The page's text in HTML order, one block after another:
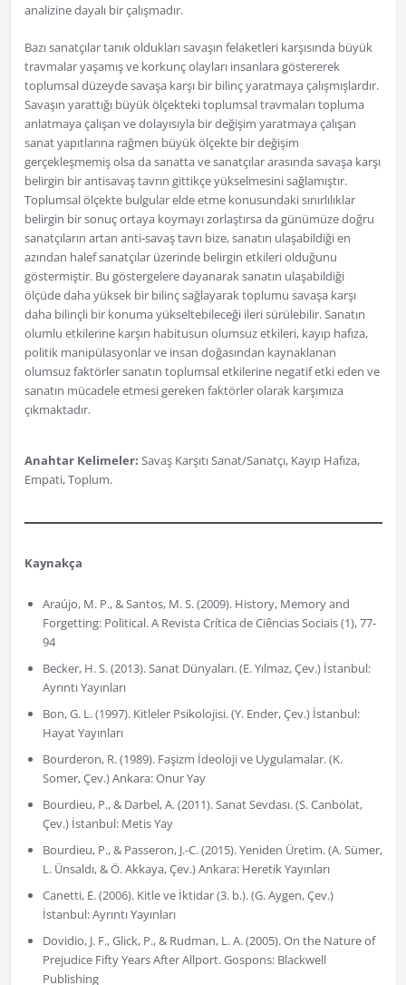
analizine dayalı bir çalışmadır.
Bazı sanatçılar tanık oldukları savaşın felaketleri karşısında büyük
travmalar yaşamış ve korkunç olayları insanlara göstererek
toplumsal düzeyde savaşa karşı bir bilinç yaratmaya çalışmışlardır.
Savaşın yarattığı büyük ölçekteki toplumsal travmaları topluma
anlatmaya çalışan ve dolayısıyla bir değişim yaratmaya çalışan
sanat yapıtlarına rağmen büyük ölçekte bir değişim
gerçekleşmemiş olsa da sanatta ve sanatçılar arasında savaşa karşı
belirgin bir antisavaş tavrın gittikçe yükselmesini sağlamıştır.
Toplumsal ölçekte bulgular elde etme konusundaki sınırlılıklar
belirgin bir sonuç ortaya koymayı zorlaştırsa da günümüze doğru
sanatçıların artan anti-savaş tavrı bize, sanatın ulaşabildiği en
azından halef sanatçılar üzerinde belirgin etkileri olduğunu
göstermiştir. Bu göstergelere dayanarak sanatın ulaşabildiği
ölçüde daha yüksek bir bilinç sağlayarak toplumu savaşa karşı
daha bilinçli bir konuma yükseltebileceği ileri sürülebilir. Sanatın
olumlu etkilerine karşın habitusun olumsuz etkileri, kayıp hafıza,
politik manipülasyonlar ve insan doğasından kaynaklanan
olumsuz faktörler sanatın toplumsal etkilerine negatif etki eden ve
sanatın mücadele etmesi gereken faktörler olarak karşımıza
çıkmaktadır.
Anahtar Kelimeler: Savaş Karşıtı Sanat/Sanatçı, Kayıp Hafıza,
Empati, Toplum.
Kaynakça
Araújo, M. P., & Santos, M. S. (2009). History, Memory and
Forgetting: Political. A Revista Crítica de Ciências Sociais (1), 77-
94
Becker, H. S. (2013). Sanat Dünyaları. (E. Yılmaz, Çev.) İstanbul:
Ayrıntı Yayınları
Bon, G. L. (1997). Kitleler Psikolojisi. (Y. Ender, Çev.) İstanbul:
Hayat Yayınları
Bourderon, R. (1989). Faşizm İdeoloji ve Uygulamalar. (K.
Somer, Çev.) Ankara: Onur Yay
Bourdieu, P., & Darbel, A. (2011). Sanat Sevdası. (S. Canbolat,
Çev.) İstanbul: Metis Yay
Bourdieu, P., & Passeron, J.-C. (2015). Yeniden Üretim. (A. Sümer,
L. Ünsaldı, & Ö. Akkaya, Çev.) Ankara: Heretik Yayınları
Canetti, E. (2006). Kitle ve İktidar (3. b.). (G. Aygen, Çev.)
İstanbul: Ayrıntı Yayınları
Dovidio, J. F., Glick, P., & Rudman, L. A. (2005). On the Nature of
Prejudice Fifty Years After Allport. Gospons: Blackwell
Publishing